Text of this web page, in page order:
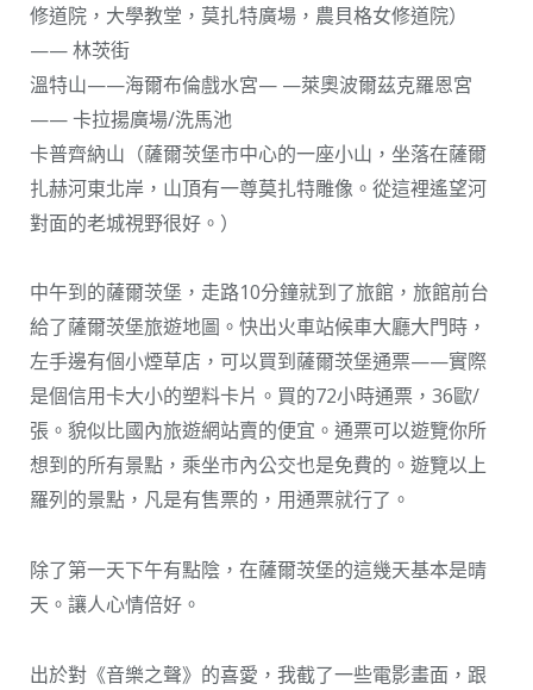
修道院，大學教堂，莫扎特廣場，農貝格女修道院）
—— 林茨街
溫特山——海爾布倫戲水宮— —萊奧波爾茲克羅恩宮
—— 卡拉揚廣場/洗馬池
卡普齊納山（薩爾茨堡市中心的一座小山，坐落在薩爾
扎赫河東北岸，山頂有一尊莫扎特雕像。從這裡遙望河
對面的老城視野很好。）
中午到的薩爾茨堡，走路10分鐘就到了旅館，旅館前台
給了薩爾茨堡旅遊地圖。快出火車站候車大廳大門時，
左手邊有個小煙草店，可以買到薩爾茨堡通票——實際
是個信用卡大小的塑料卡片。買的72小時通票，36歐/
張。貌似比國內旅遊網站賣的便宜。通票可以遊覽你所
想到的所有景點，乘坐市內公交也是免費的。遊覽以上
羅列的景點，凡是有售票的，用通票就行了。
除了第一天下午有點陰，在薩爾茨堡的這幾天基本是晴
天。讓人心情倍好。
出於對《音樂之聲》的喜愛，我截了一些電影畫面，跟